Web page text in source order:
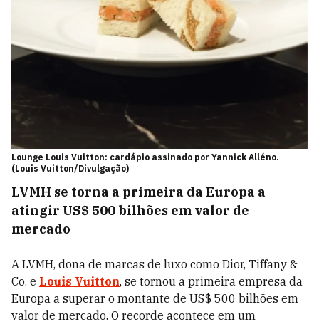
Lounge Louis Vuitton: cardápio assinado por Yannick Alléno.
(Louis Vuitton/Divulgação)
LVMH se torna a primeira da Europa a
atingir US$ 500 bilhões em valor de
mercado
A LVMH, dona de marcas de luxo como Dior, Tiffany &
Co. e Louis Vuitton, se tornou a primeira empresa da
Europa a superar o montante de US$ 500 bilhões em
valor de mercado. O recorde acontece em um